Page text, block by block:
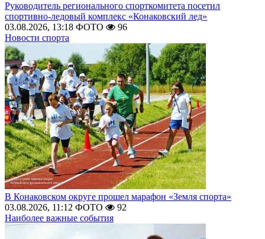
Руководитель регионального спорткомитета посетил
спортивно-ледовый комплекс «Конаковский лед»
03.08.2026, 13:18 ФОТО
96
Новости спорта
В Конаковском округе прошел марафон «Земля спорта»
03.08.2026, 11:12 ФОТО
92
Наиболее важные события